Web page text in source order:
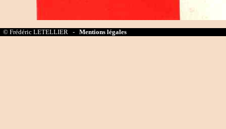
© Frédéric LETELLIER - Mentions légales